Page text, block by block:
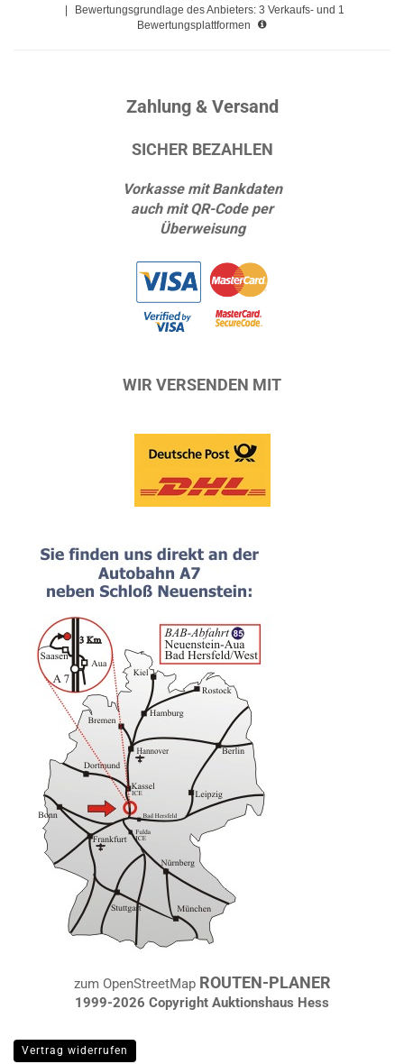
Bewertungsgrundlage des Anbieters: 3 Verkaufs- und 1
Bewertungsplattformen
Zahlung & Versand
SICHER BEZAHLEN
Vorkasse mit Bankdaten
auch mit QR-Code per
Überweisung
WIR VERSENDEN MIT
zum OpenStreetMap ROUTEN-PLANER
1999-2026 Copyright Auktionshaus Hess
Vertrag widerrufen